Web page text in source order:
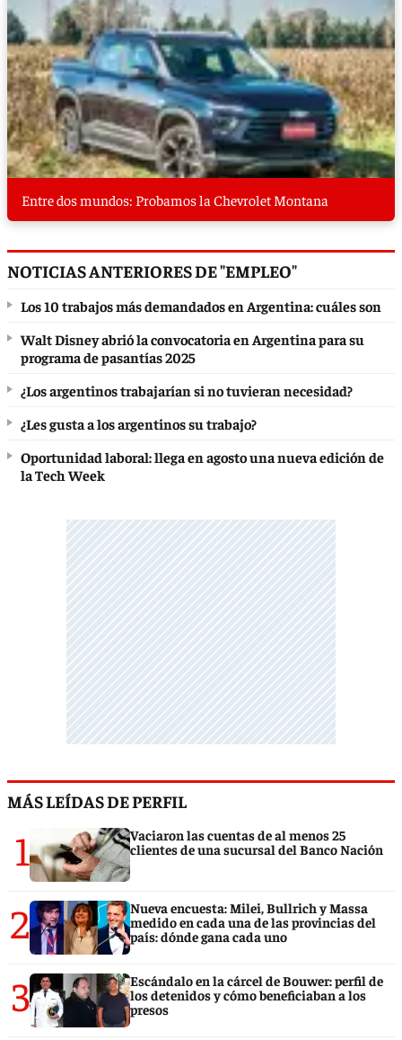
Entre dos mundos: Probamos la Chevrolet Montana
NOTICIAS ANTERIORES DE "EMPLEO"
Los 10 trabajos más demandados en Argentina: cuáles son
Walt Disney abrió la convocatoria en Argentina para su
programa de pasantías 2025
¿Los argentinos trabajarían si no tuvieran necesidad?
¿Les gusta a los argentinos su trabajo?
Oportunidad laboral: llega en agosto una nueva edición de
la Tech Week
MÁS LEÍDAS DE PERFIL
1
Vaciaron las cuentas de al menos 25
clientes de una sucursal del Banco Nación
2
Nueva encuesta: Milei, Bullrich y Massa
medido en cada una de las provincias del
país: dónde gana cada uno
3
Escándalo en la cárcel de Bouwer: perfil de
los detenidos y cómo beneficiaban a los
presos